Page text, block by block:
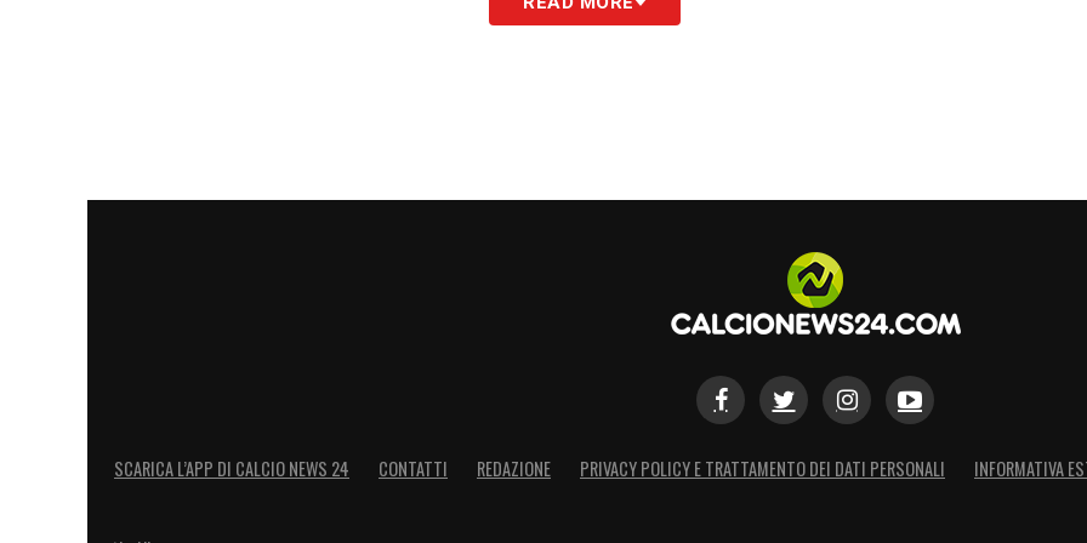
«Anche per Yerry vale lo stesso discorso fatto per Palestra. Salterei la
SCARICA L’APP DI CALCIO NEWS 24 CONTATTI REDAZIONE PRIVACY POLICY E TRATTAMENTO DEI DATI PERSONALI INFORMATIVA